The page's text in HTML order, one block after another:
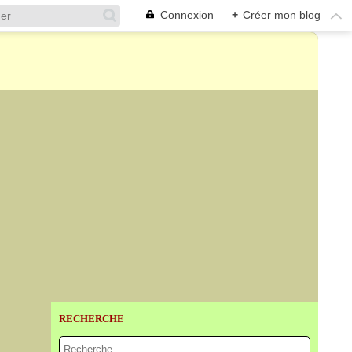
Connexion + Créer mon blog
RECHERCHE